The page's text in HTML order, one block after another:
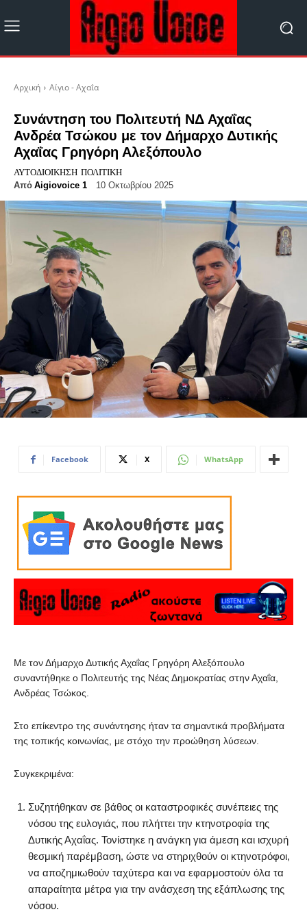
Αρχική Αίγιο - Αχαΐα
Συνάντηση του Πολιτευτή ΝΔ Αχαΐας
Ανδρέα Τσώκου με τον Δήμαρχο Δυτικής
Αχαΐας Γρηγόρη Αλεξόπουλο
ΑΥΤΟΔΙΟΊΚΗΣΗ ΠΟΛΙΤΙΚΉ
Από Aigiovoice 1 10 Οκτωβρίου 2025
Facebook X WhatsApp
Με τον Δήμαρχο Δυτικής Αχαΐας Γρηγόρη Αλεξόπουλο
συναντήθηκε ο Πολιτευτής της Νέας Δημοκρατίας στην Αχαΐα,
Ανδρέας Τσώκος.
Στο επίκεντρο της συνάντησης ήταν τα σημαντικά προβλήματα
της τοπικής κοινωνίας, με στόχο την προώθηση λύσεων.
Συγκεκριμένα:
Συζητήθηκαν σε βάθος οι καταστροφικές συνέπειες της
νόσου της ευλογιάς, που πλήττει την κτηνοτροφία της
Δυτικής Αχαΐας. Τονίστηκε η ανάγκη για άμεση και ισχυρή
θεσμική παρέμβαση, ώστε να στηριχθούν οι κτηνοτρόφοι,
να αποζημιωθούν ταχύτερα και να εφαρμοστούν όλα τα
απαραίτητα μέτρα για την ανάσχεση της εξάπλωσης της
νόσου.